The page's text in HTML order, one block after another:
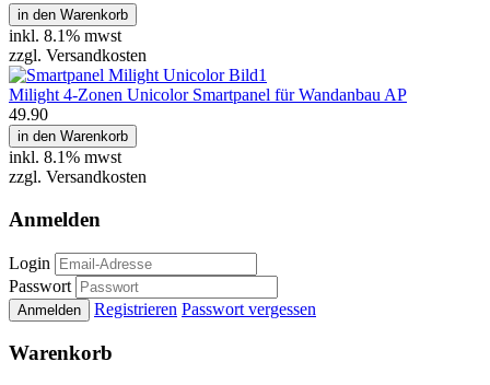
in den Warenkorb
inkl. 8.1% mwst
zzgl. Versandkosten
Milight 4-Zonen Unicolor Smartpanel für Wandanbau AP
49.90
in den Warenkorb
inkl. 8.1% mwst
zzgl. Versandkosten
Anmelden
Login
Passwort
Anmelden Registrieren Passwort vergessen
Warenkorb